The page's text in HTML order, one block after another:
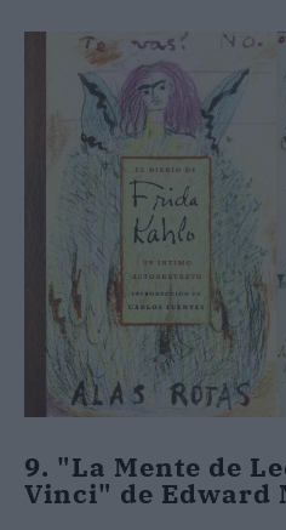
9. "La Mente de
Vinci" de Edward